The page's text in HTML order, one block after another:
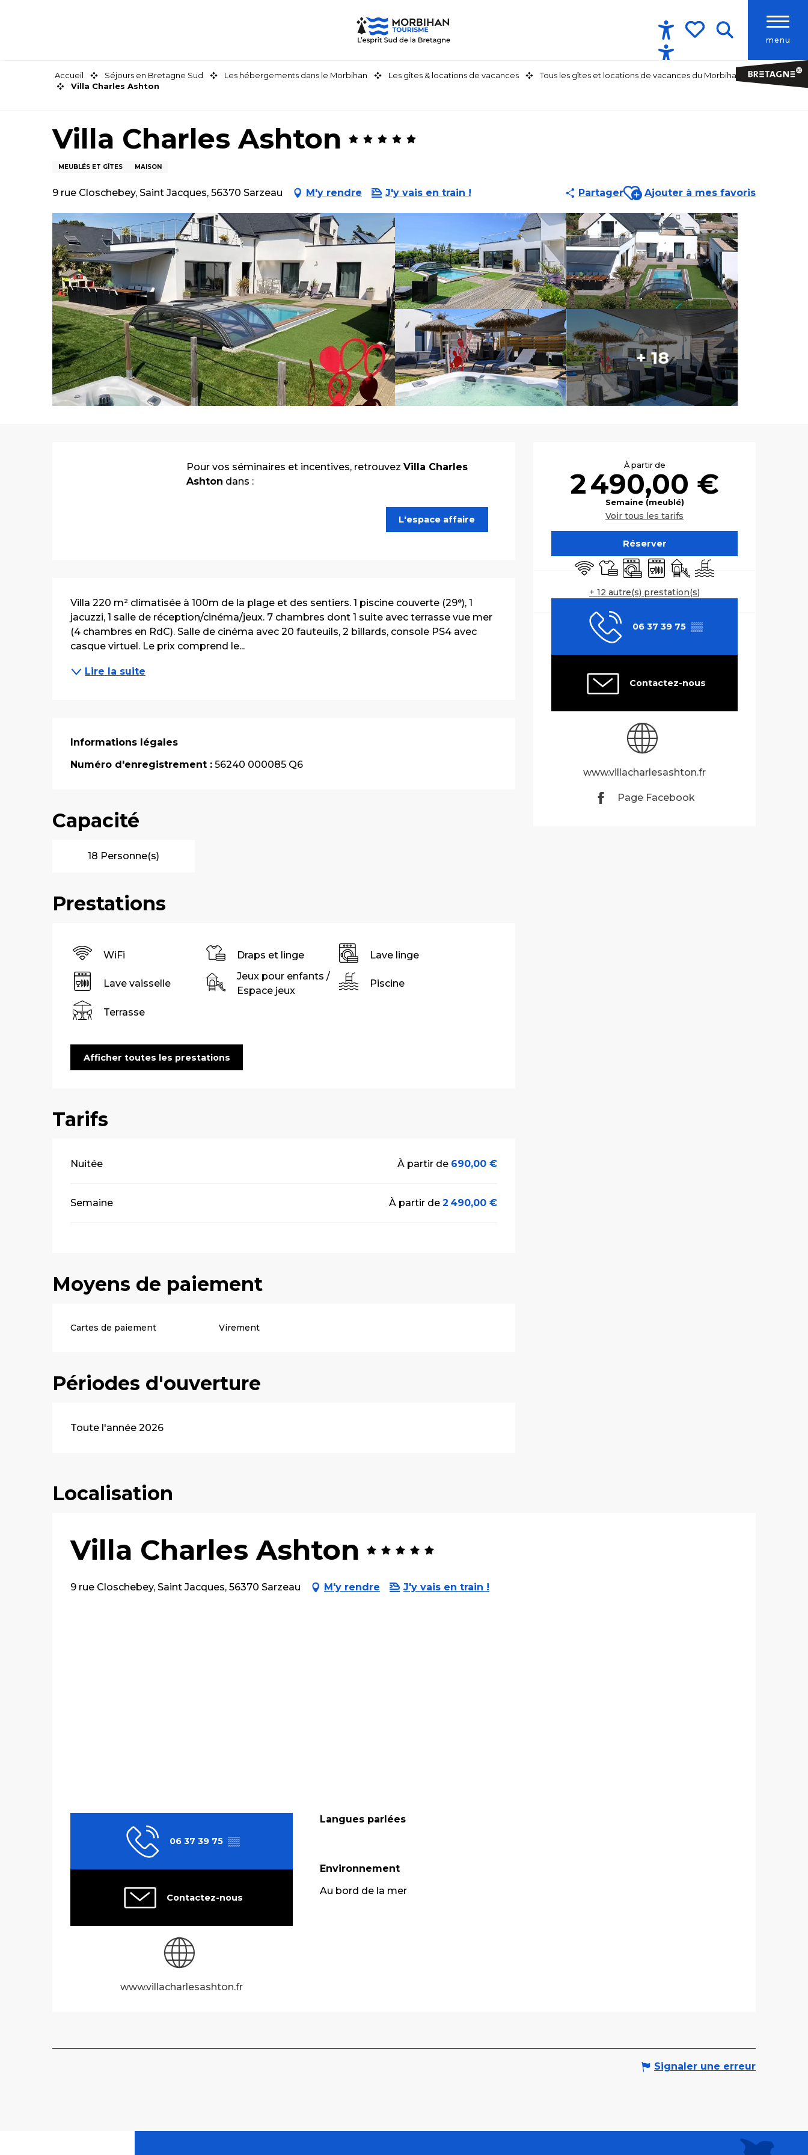
menu
Accessibilité
Accueil Séjours en Bretagne Sud Les hébergements dans le Morbihan Les gîtes & locations de vacances
Tous les gîtes et locations de vacances du Morbihan
Villa Charles Ashton
Villa Charles Ashton
MEUBLÉS ET GÎTES MAISON
9 rue Closchebey, Saint Jacques, 56370 Sarzeau M'y rendre J'y vais en train ! PartagerAjouter aux favoris
Ajouter à mes favoris
+ 18
Ouverture et
À partir de
2 490,00 €
Semaine (meublé)
Voir tous les tarifs
Réserver
WiFi Draps et linge
Lave lingeLave vaisselle
Jeux pour enfants / Espace
Piscine
+ 12 autre(s) prestation(s)
06 37 39 75 ▒▒
Contactez-nous
www.villacharlesashton.fr
Page Facebook
Description
Villa 220 m² climatisée à 100m de la plage et des sentiers. 1 piscine couverte (29°), 1
jacuzzi, 1 salle de réception/cinéma/jeux. 7 chambres dont 1 suite avec terrasse vue mer
(4 chambres en RdC). Salle de cinéma avec 20 fauteuils, 2 billards, console PS4 avec
casque virtuel. Le prix comprend le...
Lire la suite
Informations légales
Informations légales
Numéro d'enregistrement : 56240 000085 Q6
Capacité
18 Personne(s)
Prestations
WiFi Draps et linge Lave linge
Lave vaisselle
Jeux pour enfants /
Espace jeux
Piscine
Terrasse
Afficher toutes les prestations
Tarifs
Tarifs 2026
Nuitée À partir de 690,00 €
Semaine À partir de2 490,00 €
Moyens de paiement
Cartes de paiement Virement
Périodes d'ouverture
Toute l'année 2026
businessPour vos séminaires et incentives, retrouvez Villa Charles
Ashton dans :
L'espace affaire
Localisation
Villa Charles Ashton
9 rue Closchebey, Saint Jacques, 56370 Sarzeau M'y rendre J'y vais en train !
06 37 39 75 ▒▒
Contactez-nous
www.villacharlesashton.fr
Langues parlées
Langues parlées
Environnement
Environnement
Au bord de la mer
Signaler une erreur